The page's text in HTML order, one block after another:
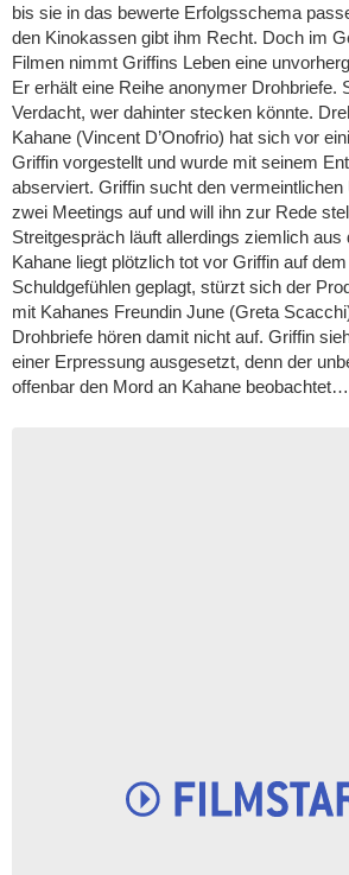
bis sie in das bewerte Erfolgsschema
den Kinokassen gibt ihm Recht. Doch im
Filmen nimmt Griffins Leben eine
Er erhält eine Reihe anonymer Drohbriefe.
Verdacht, wer dahinter stecken könnte.
Kahane (Vincent D’Onofrio) hat sich vor
Griffin vorgestellt und wurde mit seinem
abserviert. Griffin sucht den
zwei Meetings auf und will ihn zur Rede
Streitgespräch läuft allerdings ziemlich aus
Kahane liegt plötzlich tot vor Griffin auf
Schuldgefühlen geplagt, stürzt sich der
mit Kahanes Freundin June (Greta
Drohbriefe hören damit nicht auf. Griffin
einer Erpressung ausgesetzt, denn der
offenbar den Mord an Kahane beobachtet…